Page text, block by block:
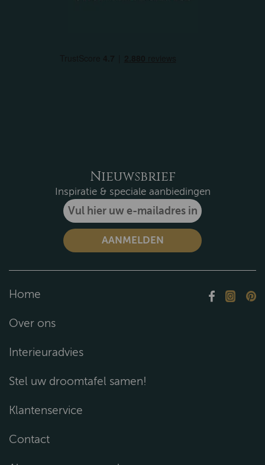
Nieuwsbrief
Inspiratie & speciale aanbiedingen
Home
Over ons
Interieuradvies
Stel uw droomtafel samen!
Klantenservice
Contact